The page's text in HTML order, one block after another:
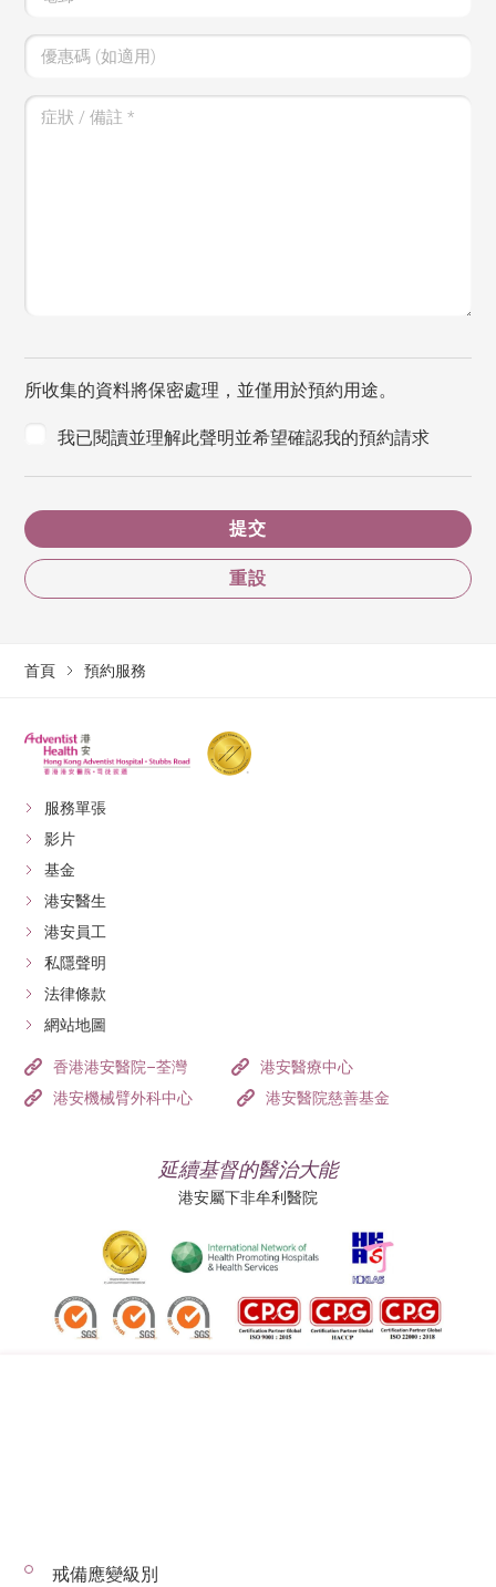
優惠碼 (如適用)
症狀 / 備註*
所收集的資料將保密處理，並僅用於預約用途。
我已閱讀並理解此聲明並希望確認我的預約請求
提交
重設
首頁 預約服務
服務單張
影片
基金
港安醫生
港安員工
私隱聲明
法律條款
網站地圖
香港港安醫院–荃灣
港安醫療中心
港安機械臂外科中心
港安醫院慈善基金
延續基督的醫治大能
港安屬下非牟利醫院
戒備應變級別